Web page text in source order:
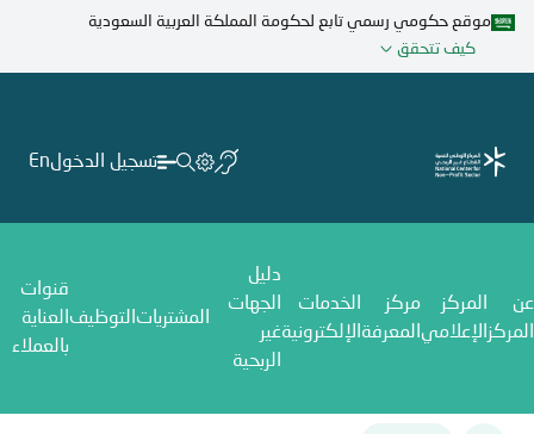
تجاوز
المحتوى
موقع حكومي رسمي تابع لحكومة المملكة العربية السعودية
كيف تتحقق
تسجيل الدخولEn
عن
المركز
المركز
الإعلامي
مركز
المعرفة
الخدمات
الإلكترونية
دليل
الجهات
غير
الربحية
المشتريات التوظيف
قنوات
العناية
بالعملاء